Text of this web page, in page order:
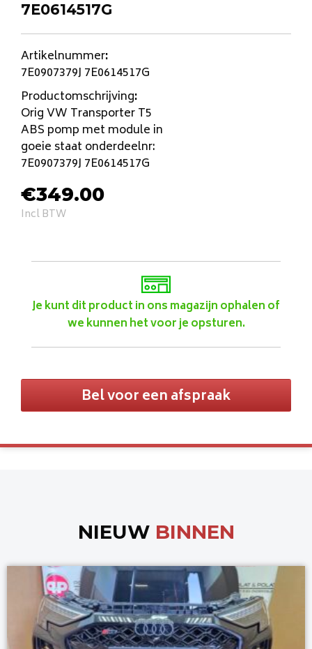
7E0614517G
Artikelnummer:
7E0907379J 7E0614517G
Productomschrijving:
Orig VW Transporter T5
ABS pomp met module in
goeie staat onderdeelnr:
7E0907379J 7E0614517G
€349.00
Incl BTW
Je kunt dit product in ons magazijn ophalen of
we kunnen het voor je opsturen.
Bel voor een afspraak
NIEUW BINNEN